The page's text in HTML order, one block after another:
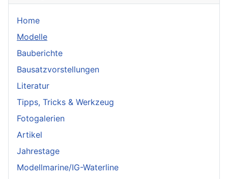
Home
Modelle
Bauberichte
Bausatzvorstellungen
Literatur
Tipps, Tricks & Werkzeug
Fotogalerien
Artikel
Jahrestage
Modellmarine/IG-Waterline